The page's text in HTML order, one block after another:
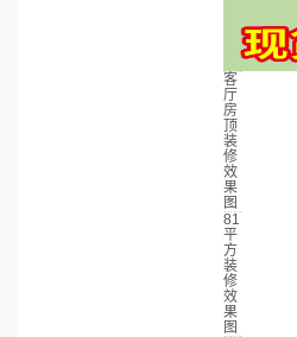
客
厅
房
顶
装
修
效
果
图
81
平
方
装
修
效
果
图